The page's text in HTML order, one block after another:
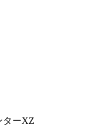
ターXZ